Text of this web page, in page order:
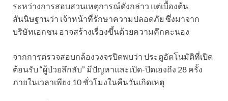
ระหว่างการสอบสวนเหตุการณ์ดังกล่าว แต่เบื้องต้น
สันนิษฐานว่า เจ้าหน้าที่รักษาความปลอดภัย ซึ่งมาจาก
บริษัทเอกชน อาจสร้างเรื่องขึ้นด้วยความคึกคะนอง
จากการตรวจสอบกล้องวงจรปิดพบว่า ประตูอัตโนมัติที่เปิด
ต้อนรับ “ผู้ป่วยลึกลับ” มีปัญหาและเปิด-ปิดเองถึง 28 ครั้ง
ภายในเวลาเพียง 10 ชั่วโมงในคืนวันเกิดเหตุ